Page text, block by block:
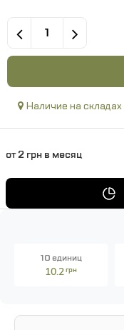
Наличие на складах
от 2 грн в месяц
10 единиц
10.2грн